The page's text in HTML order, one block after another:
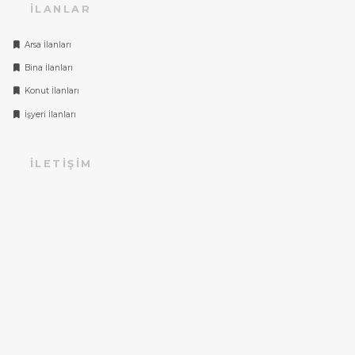
İLANLAR
Arsa İlanları
Bina İlanları
Konut İlanları
İşyeri İlanları
İLETIŞIM